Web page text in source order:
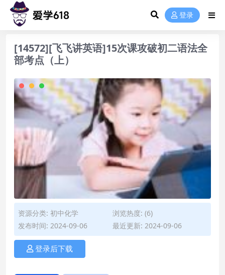
登录
[14572][飞飞讲英语]15次课攻破初二语法全
部考点（上）
资源分类: 初中化学
浏览热度: (6)
发布时间: 2024-09-06
最近更新: 2024-09-06
登录后下载